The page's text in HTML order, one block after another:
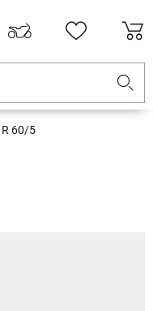
R 60/5